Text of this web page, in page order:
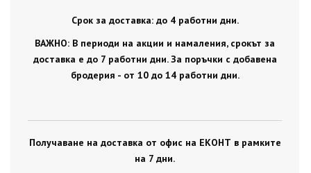
Срок за доставка: до 4 работни дни.
ВАЖНО: В периоди на акции и намаления, срокът за
доставка е до 7 работни дни. За поръчки с добавена
бродерия - от 10 до 14 работни дни.
Получаване на доставка от офис на ЕКОНТ в рамките
на 7 дни.